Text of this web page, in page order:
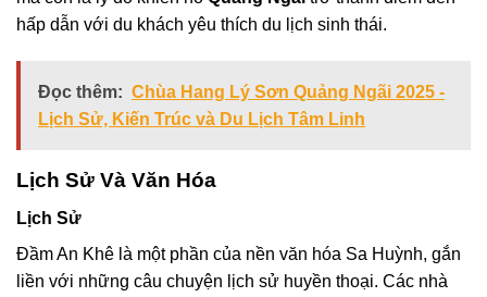
hấp dẫn với du khách yêu thích du lịch sinh thái.
Đọc thêm: Chùa Hang Lý Sơn Quảng Ngãi 2025 -
Lịch Sử, Kiến Trúc và Du Lịch Tâm Linh
Lịch Sử Và Văn Hóa
Lịch Sử
Đầm An Khê là một phần của nền văn hóa Sa Huỳnh, gắn
liền với những câu chuyện lịch sử huyền thoại. Các nhà